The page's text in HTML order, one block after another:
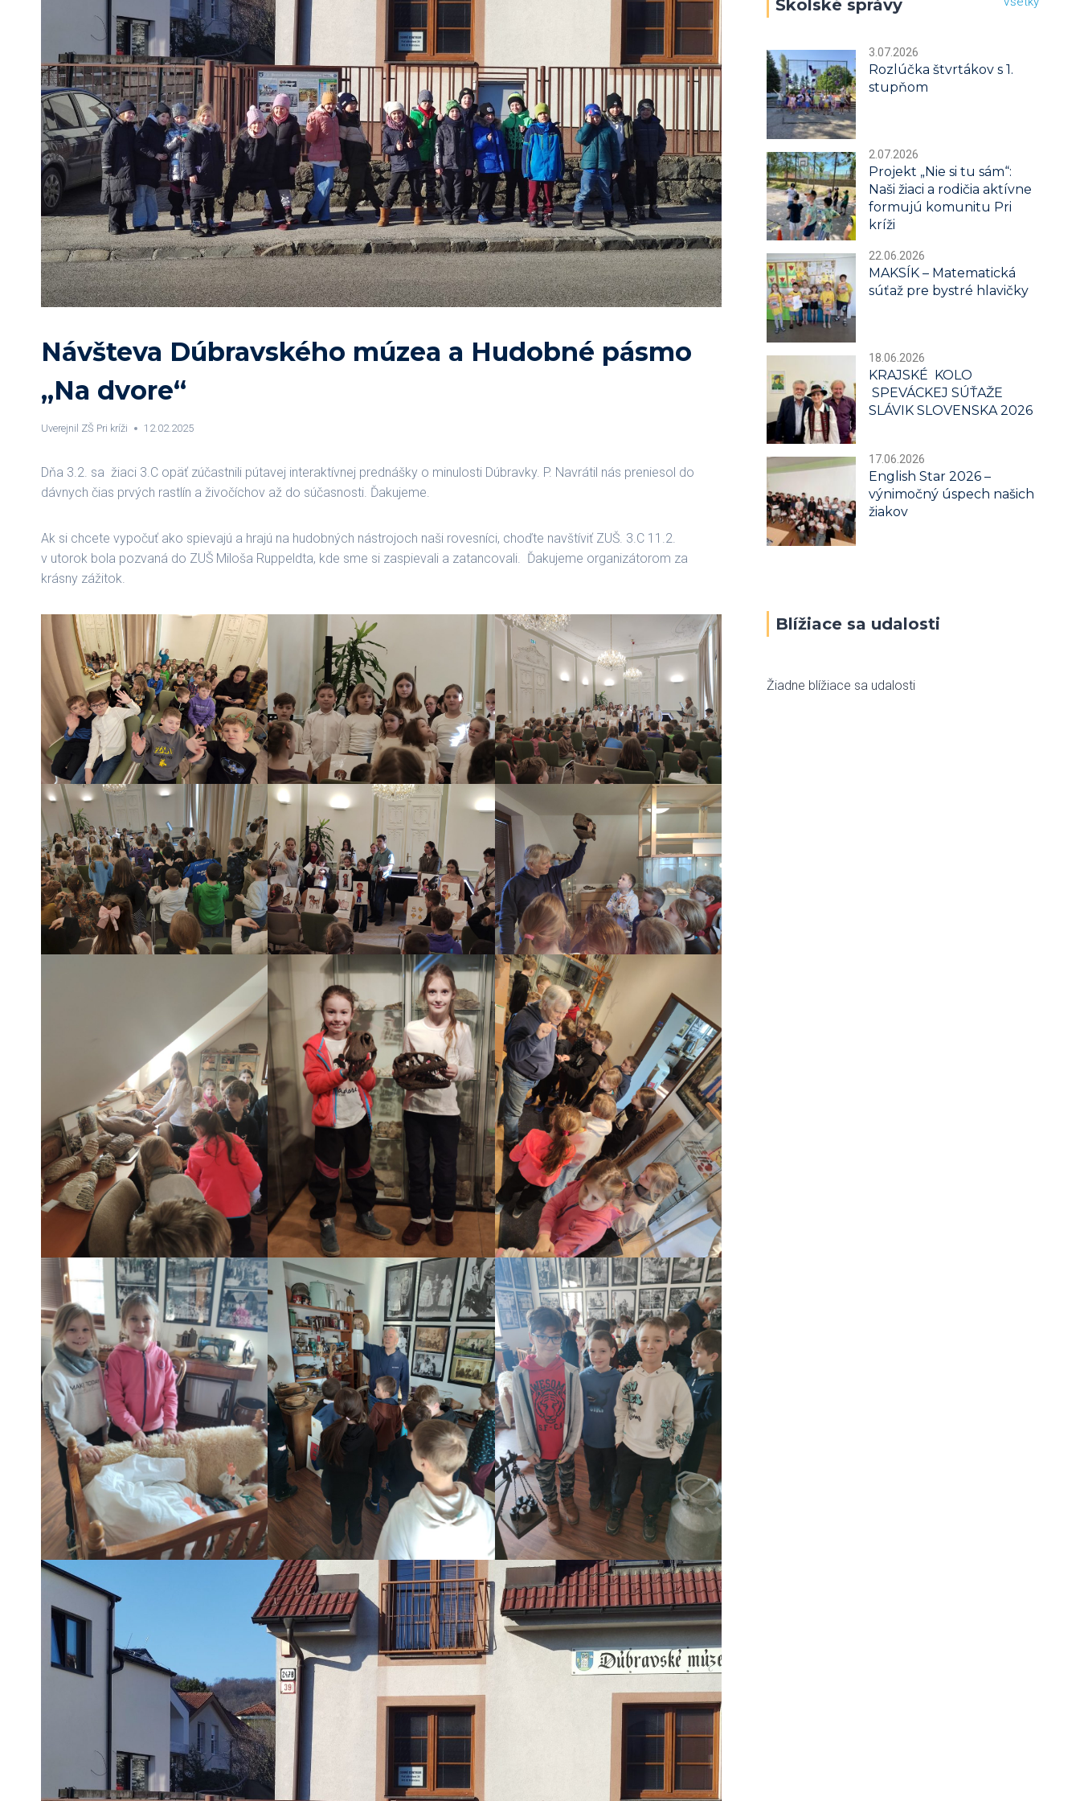
Návšteva Dúbravského múzea a Hudobné pásmo
„Na dvore“
Uverejnil ZŠ Pri kríži 12.02.2025
Dňa 3.2. sa žiaci 3.C opäť zúčastnili pútavej interaktívnej prednášky o minulosti Dúbravky. P. Navrátil nás preniesol do
dávnych čias prvých rastlín a živočíchov až do súčasnosti. Ďakujeme.
Ak si chcete vypočuť ako spievajú a hrajú na hudobných nástrojoch naši rovesníci, choďte navštíviť ZUŠ. 3.C 11.2.
v utorok bola pozvaná do ZUŠ Miloša Ruppeldta, kde sme si zaspievali a zatancovali. Ďakujeme organizátorom za
krásny zážitok.
Školské správy
3.07.2026
Rozlúčka štvrtákov s 1.
stupňom
2.07.2026
Projekt „Nie si tu sám“:
Naši žiaci a rodičia aktívne
formujú komunitu Pri
kríži
22.06.2026
MAKSÍK – Matematická
súťaž pre bystré hlavičky
18.06.2026
KRAJSKÉ KOLO
SPEVÁCKEJ SÚŤAŽE
SLÁVIK SLOVENSKA 2026
17.06.2026
English Star 2026 –
výnimočný úspech našich
žiakov
Blížiace sa udalosti
Žiadne blížiace sa udalosti